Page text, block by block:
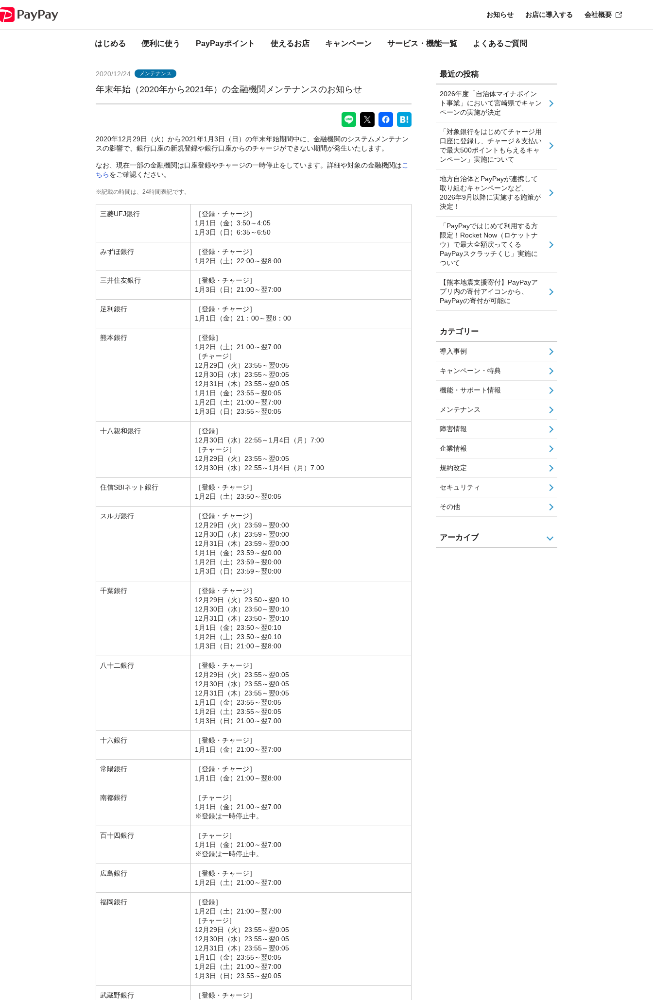
はじめる 便利に使う PayPayポイント 使えるお店 キャンペーン サービス・機能一覧 よくあるご質問
お知らせ お店に導入する 会社概要
PayPayからのお知らせ
2020/12/24 メンテナンス
年末年始（2020年から2021年）の金融機関メンテナンスのお知らせ
2020年12月29日（火）から2021年1月3日（日）の年末年始期間中に、金融機関のシステムメンテナン
スの影響で、銀行口座の新規登録や銀行口座からのチャージができない期間が発生いたします。
なお、現在一部の金融機関は口座登録やチャージの一時停止をしています。詳細や対象の金融機関はこ
ちらをご確認ください。
※記載の時間は、24時間表記です。
三菱UFJ銀行
［登録・チャージ］
1月1日（金）3:50～4:05
1月3日（日）6:35～6:50
みずほ銀行
［登録・チャージ］
1月2日（土）22:00～翌8:00
三井住友銀行
［登録・チャージ］
1月3日（日）21:00～翌7:00
足利銀行
［登録・チャージ］
1月1日（金）21：00～翌8：00
熊本銀行
［登録］
1月2日（土）21:00～翌7:00
［チャージ］
12月29日（火）23:55～翌0:05
12月30日（水）23:55～翌0:05
12月31日（木）23:55～翌0:05
1月1日（金）23:55～翌0:05
1月2日（土）21:00～翌7:00
1月3日（日）23:55～翌0:05
十八親和銀行
［登録］
12月30日（水）22:55～1月4日（月）7:00
［チャージ］
12月29日（火）23:55～翌0:05
12月30日（水）22:55～1月4日（月）7:00
住信SBIネット銀行
［登録・チャージ］
1月2日（土）23:50～翌0:05
スルガ銀行
［登録・チャージ］
12月29日（火）23:59～翌0:00
12月30日（水）23:59～翌0:00
12月31日（木）23:59～翌0:00
1月1日（金）23:59～翌0:00
1月2日（土）23:59～翌0:00
1月3日（日）23:59～翌0:00
千葉銀行
［登録・チャージ］
12月29日（火）23:50～翌0:10
12月30日（水）23:50～翌0:10
12月31日（木）23:50～翌0:10
1月1日（金）23:50～翌0:10
1月2日（土）23:50～翌0:10
1月3日（日）21:00～翌8:00
八十二銀行
［登録・チャージ］
12月29日（火）23:55～翌0:05
12月30日（水）23:55～翌0:05
12月31日（木）23:55～翌0:05
1月1日（金）23:55～翌0:05
1月2日（土）23:55～翌0:05
1月3日（日）21:00～翌7:00
十六銀行
［登録・チャージ］
1月1日（金）21:00～翌7:00
常陽銀行
［登録・チャージ］
1月1日（金）21:00～翌8:00
南都銀行
［チャージ］
1月1日（金）21:00～翌7:00
※登録は一時停止中。
百十四銀行
［チャージ］
1月1日（金）21:00～翌7:00
※登録は一時停止中。
広島銀行
［登録・チャージ］
1月2日（土）21:00～翌7:00
福岡銀行
［登録］
1月2日（土）21:00～翌7:00
［チャージ］
12月29日（火）23:55～翌0:05
12月30日（水）23:55～翌0:05
12月31日（木）23:55～翌0:05
1月1日（金）23:55～翌0:05
1月2日（土）21:00～翌7:00
1月3日（日）23:55～翌0:05
武蔵野銀行
［登録・チャージ］
最近の投稿
2026年度「自治体マイナポイン
ト事業」において宮崎県でキャン
ペーンの実施が決定
「対象銀行をはじめてチャージ用
口座に登録し、チャージ＆支払い
で最大500ポイントもらえるキャ
ンペーン」実施について
地方自治体とPayPayが連携して
取り組むキャンペーンなど、
2026年9月以降に実施する施策が
決定！
「PayPayではじめて利用する方
限定！Rocket Now（ロケットナ
ウ）で最大全額戻ってくる
PayPayスクラッチくじ」実施に
ついて
【熊本地震支援寄付】PayPayア
プリ内の寄付アイコンから、
PayPayの寄付が可能に
カテゴリー
導入事例
キャンペーン・特典
機能・サポート情報
メンテナンス
障害情報
企業情報
規約改定
セキュリティ
その他
アーカイブ